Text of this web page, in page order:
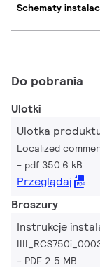
Schematy
Do pobrania
Ulotki
Ulotka
Localized
pdf 350.6 kB
Przeglądaj
Broszury
Instrukcje
PDF 2.5 MB